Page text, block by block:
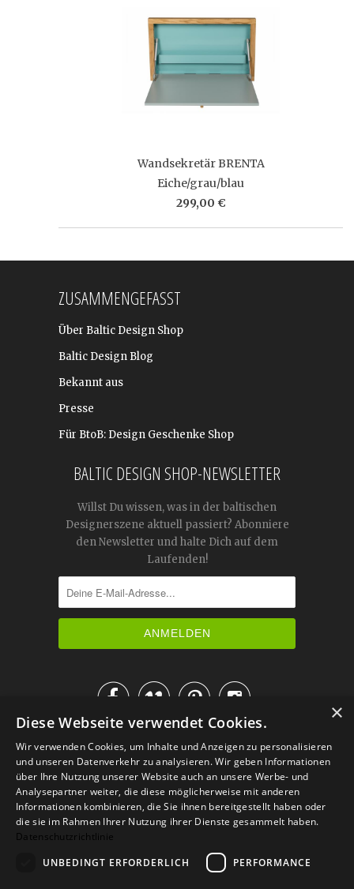
Wandsekretär BRENTA
Eiche/grau/blau
299,00 €
ZUSAMMENGEFASST
Über Baltic Design Shop
Baltic Design Blog
Bekannt aus
Presse
Für BtoB: Design Geschenke Shop
BALTIC DESIGN SHOP-NEWSLETTER
Willst Du wissen, was in der baltischen
Designerszene aktuell passiert? Abonniere
den Newsletter und halte Dich auf dem
Laufenden!

IM KATALOG BLÄTTERN
×
Diese Webseite verwendet Cookies.
Wir verwenden Cookies, um Inhalte und Anzeigen zu personalisieren
und unseren Datenverkehr zu analysieren. Wir geben Informationen
über Ihre Nutzung unserer Website auch an unsere Werbe- und
Analysepartner weiter, die diese möglicherweise mit anderen
Informationen kombinieren, die Sie ihnen bereitgestellt haben oder
die sie im Rahmen Ihrer Nutzung ihrer Dienste gesammelt haben.
Datenschutzrichtlinie
UNBEDINGT ERFORDERLICH
PERFORMANCE